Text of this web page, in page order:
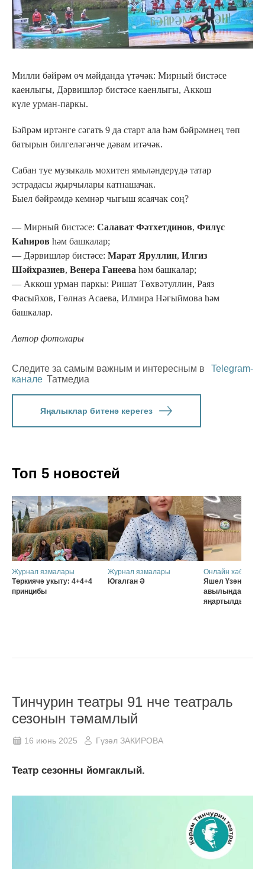
Милли бәйрәм өч мәйданда үтәчәк: Мирный бистәсе
каенлыгы, Дәрвишләр бистәсе каенлыгы, Аккош
күле урман-паркы.
Бәйрәм иртәнге сәгать 9 да старт ала һәм бәйрәмнең төп
батырын билгеләгәнче дәвам итәчәк.
Сабан туе музыкаль мохитен ямьләндерүдә татар
эстрадасы җырчылары катнашачак.
Быел бәйрәмдә кемнәр чыгыш ясаячак соң?
— Мирный бистәсе: Салават Фәтхетдинов, Филүс
Каһиров һәм башкалар;
— Дәрвишләр бистәсе: Марат Яруллин, Илгиз
Шәйхразиев, Венера Ганеева һәм башкалар;
— Аккош урман паркы: Ришат Төхвәтуллин, Раяз
Фасыйхов, Гөлназ Асаева, Илмира Нәгыймова һәм
башкалар.
Автор фотолары
Следите за самым важным и интересным в
Telegram-
канале Татмедиа
Яңалыклар битенә керегез
Топ 5 новостей
Журнал язмалары
Төркиячә укыту: 4+4+4
принцибы
Журнал язмалары
Югалган Ә
Онлайн хәбәрләр
Яшел Үзәннең
авылында
яңартылды
Тинчурин театры 91 нче театраль
сезонын тәмамлый
16 июнь 2025 Гүзәл ЗАКИРОВА
Театр сезонны йомгаклый.